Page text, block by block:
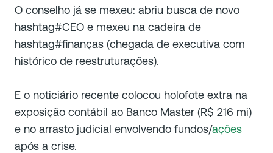
O conselho já se mexeu: abriu busca de novo
hashtag#CEO e mexeu na cadeira de
hashtag#finanças (chegada de executiva com
histórico de reestruturações).
E o noticiário recente colocou holofote extra na
exposição contábil ao Banco Master (R$ 216 mi)
e no arrasto judicial envolvendo fundos/ações
após a crise.